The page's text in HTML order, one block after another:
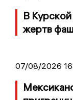
В
жертв
07/08/2026